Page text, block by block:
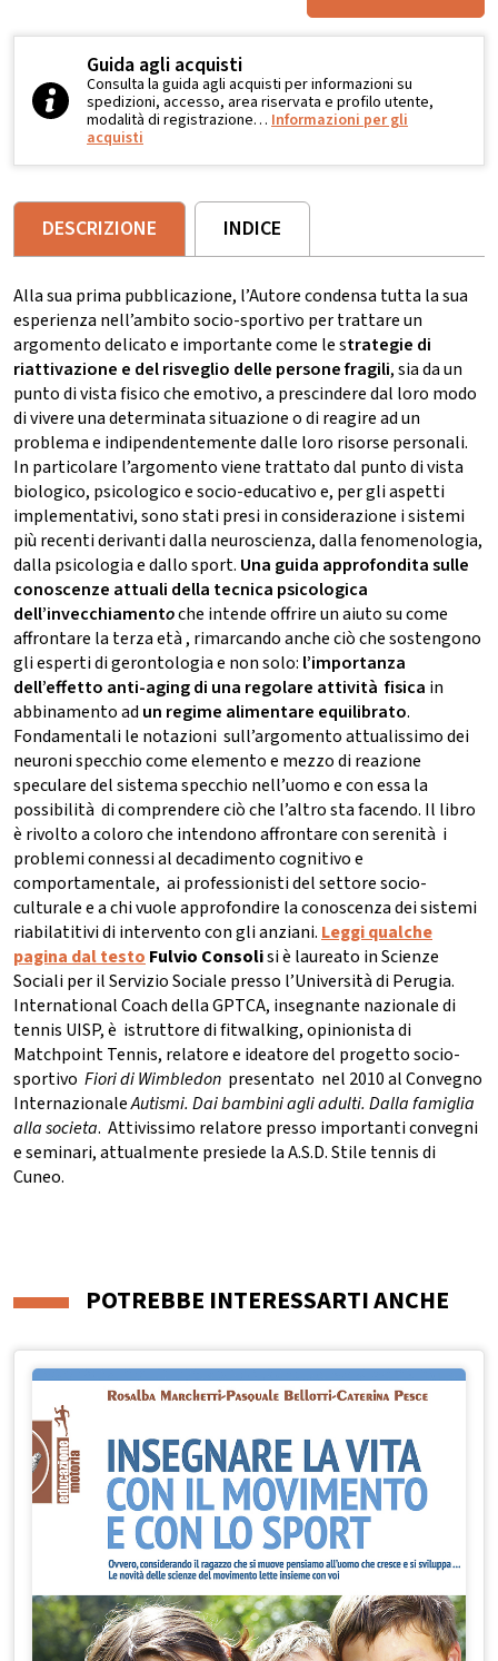
Guida agli acquisti
Consulta la guida agli acquisti per informazioni su
spedizioni, accesso, area riservata e profilo utente,
modalità di registrazione… Informazioni per gli
acquisti
DESCRIZIONE INDICE
Alla sua prima pubblicazione, l’Autore condensa tutta la sua
esperienza nell’ambito socio-sportivo per trattare un
argomento delicato e importante come le strategie di
riattivazione e del risveglio delle persone fragili, sia da un
punto di vista fisico che emotivo, a prescindere dal loro modo
di vivere una determinata situazione o di reagire ad un
problema e indipendentemente dalle loro risorse personali.
In particolare l’argomento viene trattato dal punto di vista
biologico, psicologico e socio-educativo e, per gli aspetti
implementativi, sono stati presi in considerazione i sistemi
più recenti derivanti dalla neuroscienza, dalla fenomenologia,
dalla psicologia e dallo sport. Una guida approfondita sulle
conoscenze attuali della tecnica psicologica
dell’invecchiamentoche intende offrire un aiuto su come
affrontare la terza età , rimarcando anche ciò che sostengono
gli esperti di gerontologia e non solo: l’importanza
dell’effetto anti-aging di una regolare attività fisica in
abbinamento ad un regime alimentare equilibrato.
Fondamentali le notazioni sull’argomento attualissimo dei
neuroni specchio come elemento e mezzo di reazione
speculare del sistema specchio nell’uomo e con essa la
possibilità di comprendere ciò che l’altro sta facendo. Il libro
è rivolto a coloro che intendono affrontare con serenità i
problemi connessi al decadimento cognitivo e
comportamentale, ai professionisti del settore socio-
culturale e a chi vuole approfondire la conoscenza dei sistemi
riabilatitivi di intervento con gli anziani. Leggi qualche
pagina dal testo Fulvio Consolisi è laureato in Scienze
Sociali per il Servizio Sociale presso l’Università di Perugia.
International Coach della GPTCA, insegnante nazionale di
tennis UISP, è istruttore di fitwalking, opinionista di
Matchpoint Tennis, relatore e ideatore del progetto socio-
sportivo Fiori di Wimbledon presentato nel 2010 al Convegno
InternazionaleAutismi. Dai bambini agli adulti. Dalla famiglia
alla societa. Attivissimo relatore presso importanti convegni
e seminari, attualmente presiede la A.S.D. Stile tennis di
Cuneo.
POTREBBE INTERESSARTI ANCHE